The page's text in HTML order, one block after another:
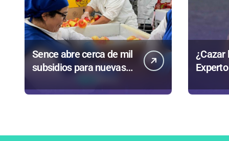
n
t
r
d
s
Sence abre cerca de mil
subsidios para nuevas
Región Antofagasta
¿Cazar
ante